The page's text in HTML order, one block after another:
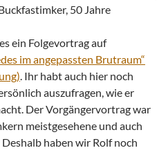
50 Jahre
ein Folgevortrag auf
im angepassten Brutraum“
. Ihr habt auch hier noch
auszufragen, wie er
Der Vorgängervortrag war
meistgesehene und auch
haben wir Rolf noch